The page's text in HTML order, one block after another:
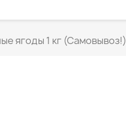
ягоды 1 кг (Самовывоз!)